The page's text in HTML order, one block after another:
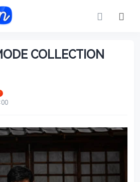
COLLECTION